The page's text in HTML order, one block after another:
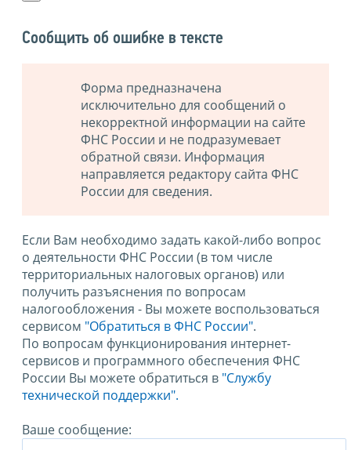
Сообщить об ошибке в тексте
Форма предназначена
исключительно для сообщений о
некорректной информации на сайте
ФНС России и не подразумевает
обратной связи. Информация
направляется редактору сайта ФНС
России для сведения.
Если Вам необходимо задать какой-либо вопрос
о деятельности ФНС России (в том числе
территориальных налоговых органов) или
получить разъяснения по вопросам
налогообложения - Вы можете воспользоваться
сервисом "Обратиться в ФНС России".
По вопросам функционирования интернет-
сервисов и программного обеспечения ФНС
России Вы можете обратиться в "Службу
технической поддержки".
Ваше сообщение: